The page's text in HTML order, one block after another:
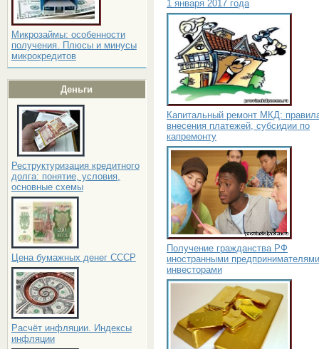
Микрозаймы: особенности
получения. Плюсы и минусы
микрокредитов
Деньги
Реструктуризация кредитного
долга: понятие, условия,
основные схемы
Цена бумажных денег СССР
Расчёт инфляции. Индексы
инфляции
1 января 2017 года
Капитальный ремонт МКД:
внесения платежей, субсидии по
капремонту
Получение гражданства РФ
иностранными
инвесторами